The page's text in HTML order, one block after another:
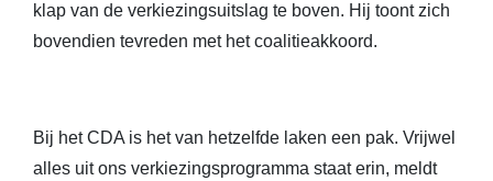
klap van de verkiezingsuitslag te boven. Hij toont zich
bovendien tevreden met het coalitieakkoord.
Bij het CDA is het van hetzelfde laken een pak. Vrijwel
alles uit ons verkiezingsprogramma staat erin, meldt